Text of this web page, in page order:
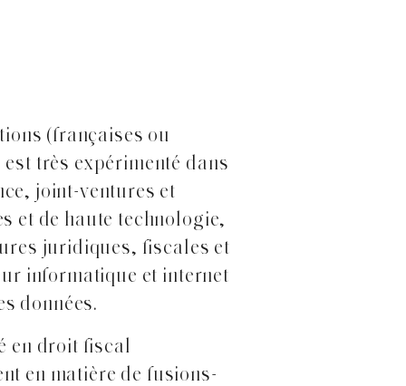
(françaises ou
très expérimenté dans
joint-ventures et
et de haute technologie,
juridiques, fiscales et
informatique et internet
données.
en droit fiscal
en matière de fusions-